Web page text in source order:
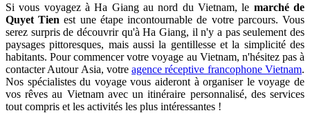
Si vous voyagez à Ha Giang au nord du Vietnam, le marché de
Quyet Tien est une étape incontournable de votre parcours. Vous
serez surpris de découvrir qu'à Ha Giang, il n'y a pas seulement des
paysages pittoresques, mais aussi la gentillesse et la simplicité des
habitants. Pour commencer votre voyage au Vietnam, n'hésitez pas à
contacter Autour Asia, votreagence réceptive francophone Vietnam.
Nos spécialistes du voyage vous aideront à organiser le voyage de
vos rêves au Vietnam avec un itinéraire personnalisé, des services
tout compris et les activités les plus intéressantes !